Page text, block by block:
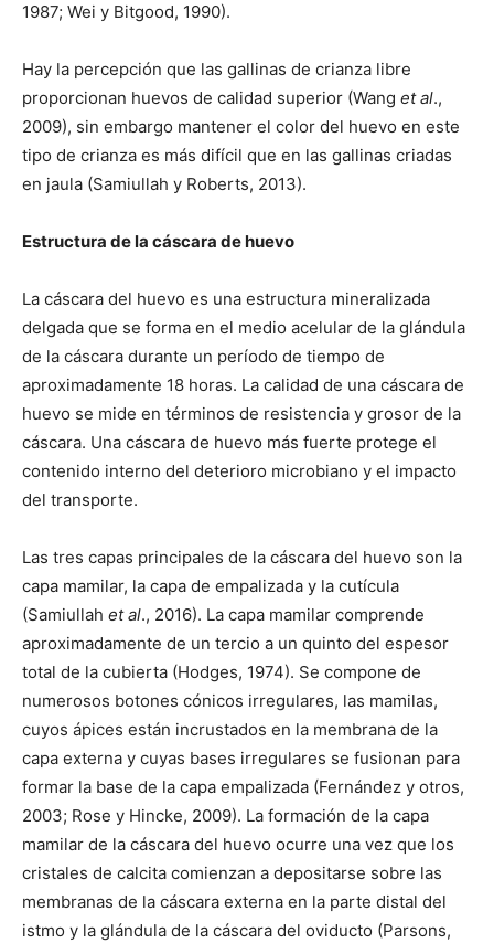
1987; Wei y Bitgood, 1990).
Hay la percepción que las gallinas de crianza libre
proporcionan huevos de calidad superior (Wang et al.,
2009), sin embargo mantener el color del huevo en este
tipo de crianza es más difícil que en las gallinas criadas
en jaula (Samiullah y Roberts, 2013).
Estructura de la cáscara de huevo
La cáscara del huevo es una estructura mineralizada
delgada que se forma en el medio acelular de la glándula
de la cáscara durante un período de tiempo de
aproximadamente 18 horas. La calidad de una cáscara de
huevo se mide en términos de resistencia y grosor de la
cáscara. Una cáscara de huevo más fuerte protege el
contenido interno del deterioro microbiano y el impacto
del transporte.
Las tres capas principales de la cáscara del huevo son la
capa mamilar, la capa de empalizada y la cutícula
(Samiullah et al., 2016). La capa mamilar comprende
aproximadamente de un tercio a un quinto del espesor
total de la cubierta (Hodges, 1974). Se compone de
numerosos botones cónicos irregulares, las mamilas,
cuyos ápices están incrustados en la membrana de la
capa externa y cuyas bases irregulares se fusionan para
formar la base de la capa empalizada (Fernández y otros,
2003; Rose y Hincke, 2009). La formación de la capa
mamilar de la cáscara del huevo ocurre una vez que los
cristales de calcita comienzan a depositarse sobre las
membranas de la cáscara externa en la parte distal del
istmo y la glándula de la cáscara del oviducto (Parsons,